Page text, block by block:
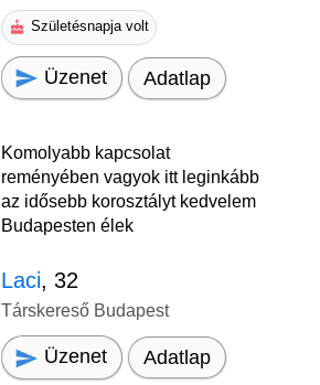
Születésnapja volt
Üzenet Adatlap
Komolyabb kapcsolat
reményében vagyok itt leginkább
az idősebb korosztályt kedvelem
Budapesten élek
Laci, 32
Társkereső Budapest
Üzenet Adatlap